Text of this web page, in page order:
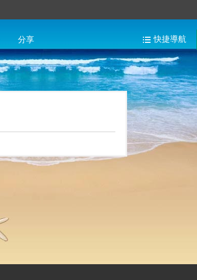
分享 快捷導航